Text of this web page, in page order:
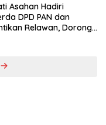
Asahan Hadiri
DPD PAN dan
Relawan, Dorong